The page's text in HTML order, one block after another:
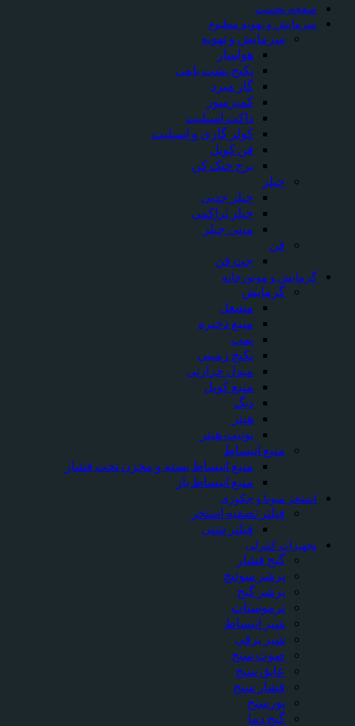
صفحه نخست
سرمایش و تهویه مطبوع
سرمایش و تهویه
هواساز
پکیج پشت بامی
گاز مبرد
کمپرسور
داکت اسپلیت
کولر گازی و اسپلیت
فن کویل
برج خنک کن
چیلر
چیلر جذبی
چیلر تراکمی
مینی چیلر
فن
جت فن
گرمایش و موتورخانه
گرمایش
مشعل
منبع ذخیره
پمپ
پکیج زمینی
مبدل حرارتی
منبع کویل
دیگ
هیتر
یونیت هیتر
منبع انبساط
منبع انبساط بسته و مخزن تحت فشار
منبع انبساط باز
استخر سونا و جکوزی
فیلتر تصفیه استخر
فیلتر شنی
تجهیزات کنترلی
گیج فشار
پرشر سوئیچ
پرشر گیج
ترموستات
شیر انبساط
شیر برقی
صوت سنج
عایق سنج
فشار سنج
نورسنج
گیج دما